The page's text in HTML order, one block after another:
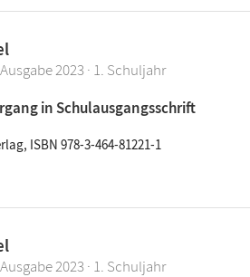
2023 · 1. Schuljahr
in Schulausgangsschrift
ISBN 978-3-464-81221-1
2023 · 1. Schuljahr